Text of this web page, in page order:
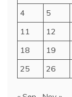
4
5
11
12
18
19
25
26